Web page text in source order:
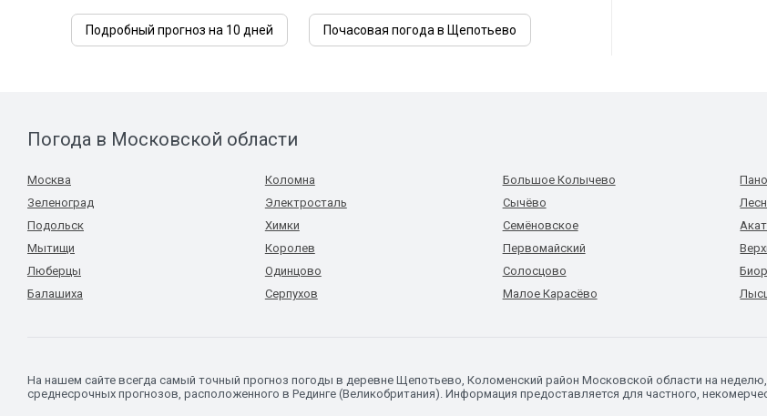
Подробный прогноз на 10 дней Почасовая погода в Щепотьево
Погода в Московской области
Москва
Зеленоград
Подольск
Мытищи
Люберцы
Балашиха
Коломна
Электросталь
Химки
Королев
Одинцово
Серпухов
Большое Колычево
Сычёво
Семёновское
Первомайский
Солосцово
Малое Карасёво
На нашем сайте всегда самый точный прогноз погоды в деревне Щепотьево, Коломенский район Московской области на
среднесрочных прогнозов, расположенного в Рединге (Великобритания). Информация предоставляется для частного,